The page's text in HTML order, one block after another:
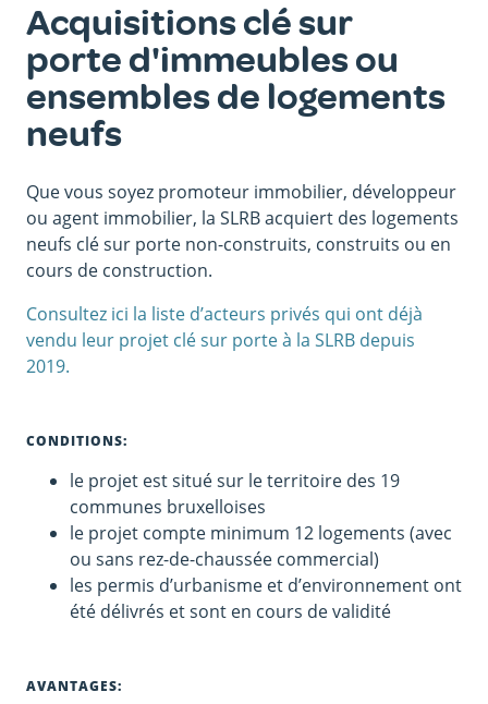
Acquisitions clé sur
porte d'immeubles ou
ensembles de logements
neufs
Que vous soyez promoteur immobilier, développeur
ou agent immobilier, la SLRB acquiert des logements
neufs clé sur porte non-construits, construits ou en
cours de construction.
Consultez ici la liste d’acteurs privés qui ont déjà
vendu leur projet clé sur porte à la SLRB depuis
2019.
CONDITIONS:
le projet est situé sur le territoire des 19
communes bruxelloises
le projet compte minimum 12 logements (avec
ou sans rez-de-chaussée commercial)
les permis d’urbanisme et d’environnement ont
été délivrés et sont en cours de validité
AVANTAGES: